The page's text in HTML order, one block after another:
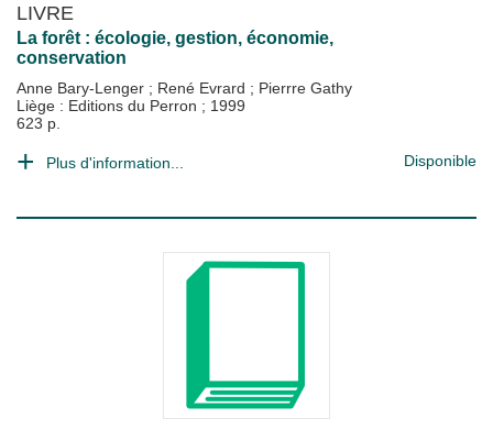
LIVRE
La forêt : écologie, gestion, économie,
conservation
Anne Bary-Lenger ; René Evrard ; Pierrre Gathy
Liège : Editions du Perron ; 1999
623 p.
Plus d'information... Disponible